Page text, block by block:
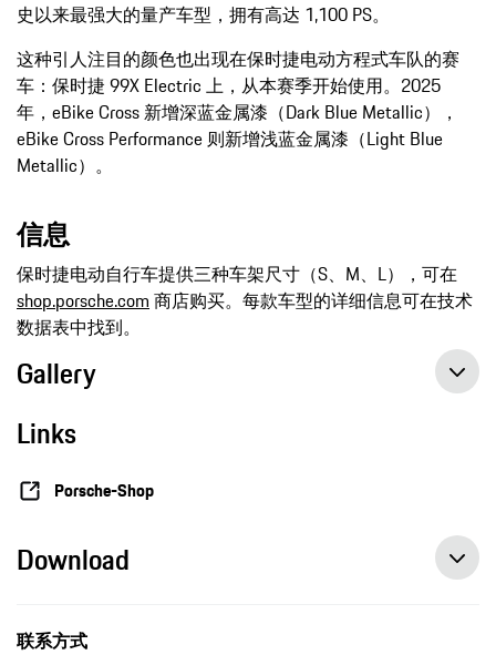
史以来最强大的量产车型，拥有高达 1,100 PS。
这种引人注目的颜色也出现在保时捷电动方程式车队的赛
车：保时捷 99X Electric 上，从本赛季开始使用。2025
年，eBike Cross 新增深蓝金属漆（Dark Blue Metallic），
eBike Cross Performance 则新增浅蓝金属漆（Light Blue
Metallic）。
信息
保时捷电动自行车提供三种车架尺寸（S、M、L），可在
shop.porsche.com 商店购买。每款车型的详细信息可在技术
数据表中找到。
Gallery
Links
Porsche-Shop
Download
联系方式